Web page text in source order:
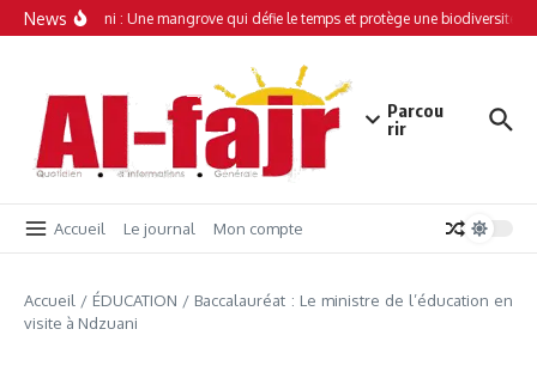
Aller au contenu
News
Simamboini : Une mangrove qui défie le temps et protège une biodiversité
Parcou
rir
Accueil Le journal Mon compte
Accueil / ÉDUCATION / Baccalauréat : Le ministre de l’éducation en
visite à Ndzuani